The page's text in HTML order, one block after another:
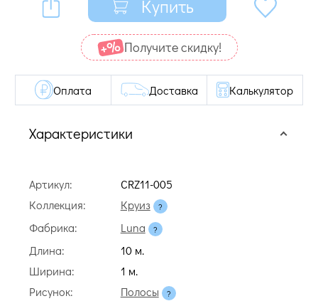
Купить
Получите cкидку!
Характеристики
Артикул:
CRZ11-005
Коллекция:
Круиз
Фабрика:
Luna
Длина:
10 м.
Ширина:
1 м.
Рисунок:
Полосы
Оплата Доставка Калькулятор